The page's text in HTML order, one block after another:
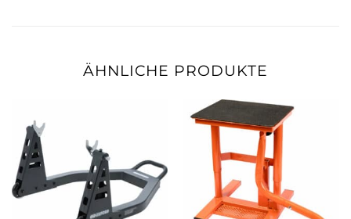
ÄHNLICHE PRODUKTE